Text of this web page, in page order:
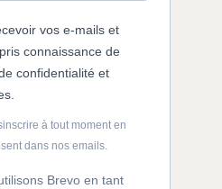
vos e-mails et
connaissance de
confidentialité et
à tout moment en
dans nos emails.
Brevo en tant